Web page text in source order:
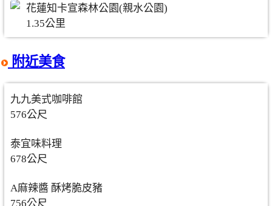
花蓮知卡宣森林公園(親水公園)
1.35公里
附近美食
九九美式咖啡館
576公尺
泰宜味料理
678公尺
A麻辣醬 酥烤脆皮豬
756公尺